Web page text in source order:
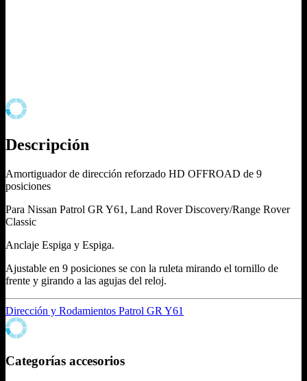
Descripción
Amortiguador de dirección reforzado HD OFFROAD de 9
posiciones
Para Nissan Patrol GR Y61, Land Rover Discovery/Range Rover
Classic
Anclaje Espiga y Espiga.
Ajustable en 9 posiciones se con la ruleta mirando el tornillo de
frente y girando a las agujas del reloj.
Dirección y Rodamientos Patrol GR Y61
Categorías accesorios